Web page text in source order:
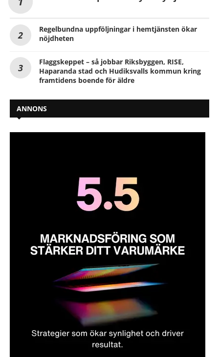
Regelbundna uppföljningar i hemtjänsten ökar
nöjdheten
Flaggskeppet – så jobbar Riksbyggen, RISE,
Haparanda stad och Hudiksvalls kommun kring
framtidens boende för äldre
ANNONS